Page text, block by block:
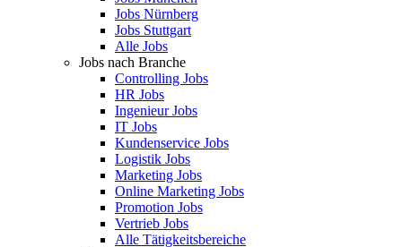
Jobs Nürnberg
Jobs Stuttgart
Alle Jobs
Jobs nach Branche
Controlling Jobs
HR Jobs
Ingenieur Jobs
IT Jobs
Kundenservice Jobs
Logistik Jobs
Marketing Jobs
Online Marketing Jobs
Promotion Jobs
Vertrieb Jobs
Alle Tätigkeitsbereiche